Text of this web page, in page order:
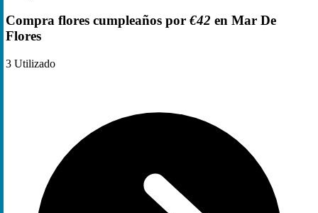
Compra flores cumpleaños por €42 en Mar De
Flores
3 Utilizado